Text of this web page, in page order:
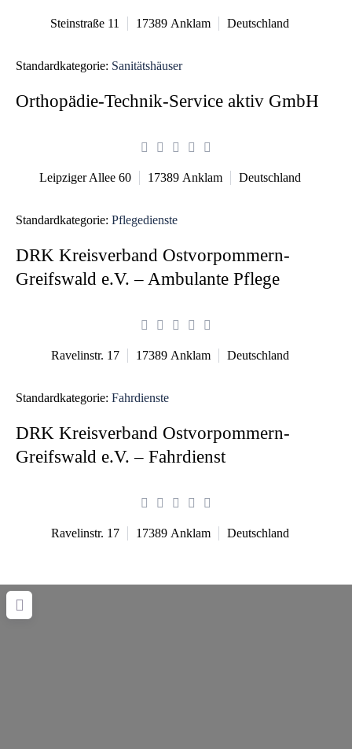
Steinstraße 11 17389 Anklam Deutschland
Standardkategorie: Sanitätshäuser
Orthopädie-Technik-Service aktiv GmbH
Leipziger Allee 60 17389 Anklam Deutschland
Standardkategorie: Pflegedienste
DRK Kreisverband Ostvorpommern-
Greifswald e.V. – Ambulante Pflege
Ravelinstr. 17 17389 Anklam Deutschland
Standardkategorie: Fahrdienste
DRK Kreisverband Ostvorpommern-
Greifswald e.V. – Fahrdienst
Ravelinstr. 17 17389 Anklam Deutschland